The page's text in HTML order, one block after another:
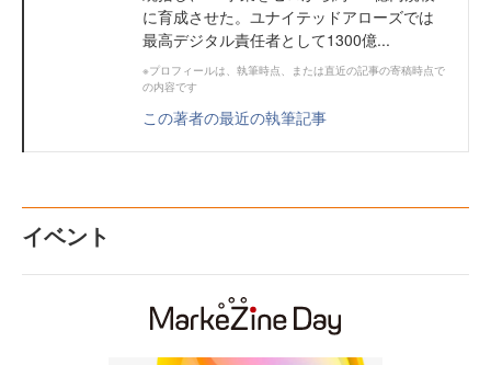
に育成させた。ユナイテッドアローズでは
最高デジタル責任者として1300億...
※プロフィールは、執筆時点、または直近の記事の寄稿時点で
の内容です
この著者の最近の執筆記事
イベント